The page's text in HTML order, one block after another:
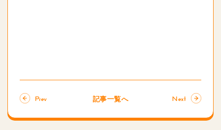
Prev 記事一覧へ Next